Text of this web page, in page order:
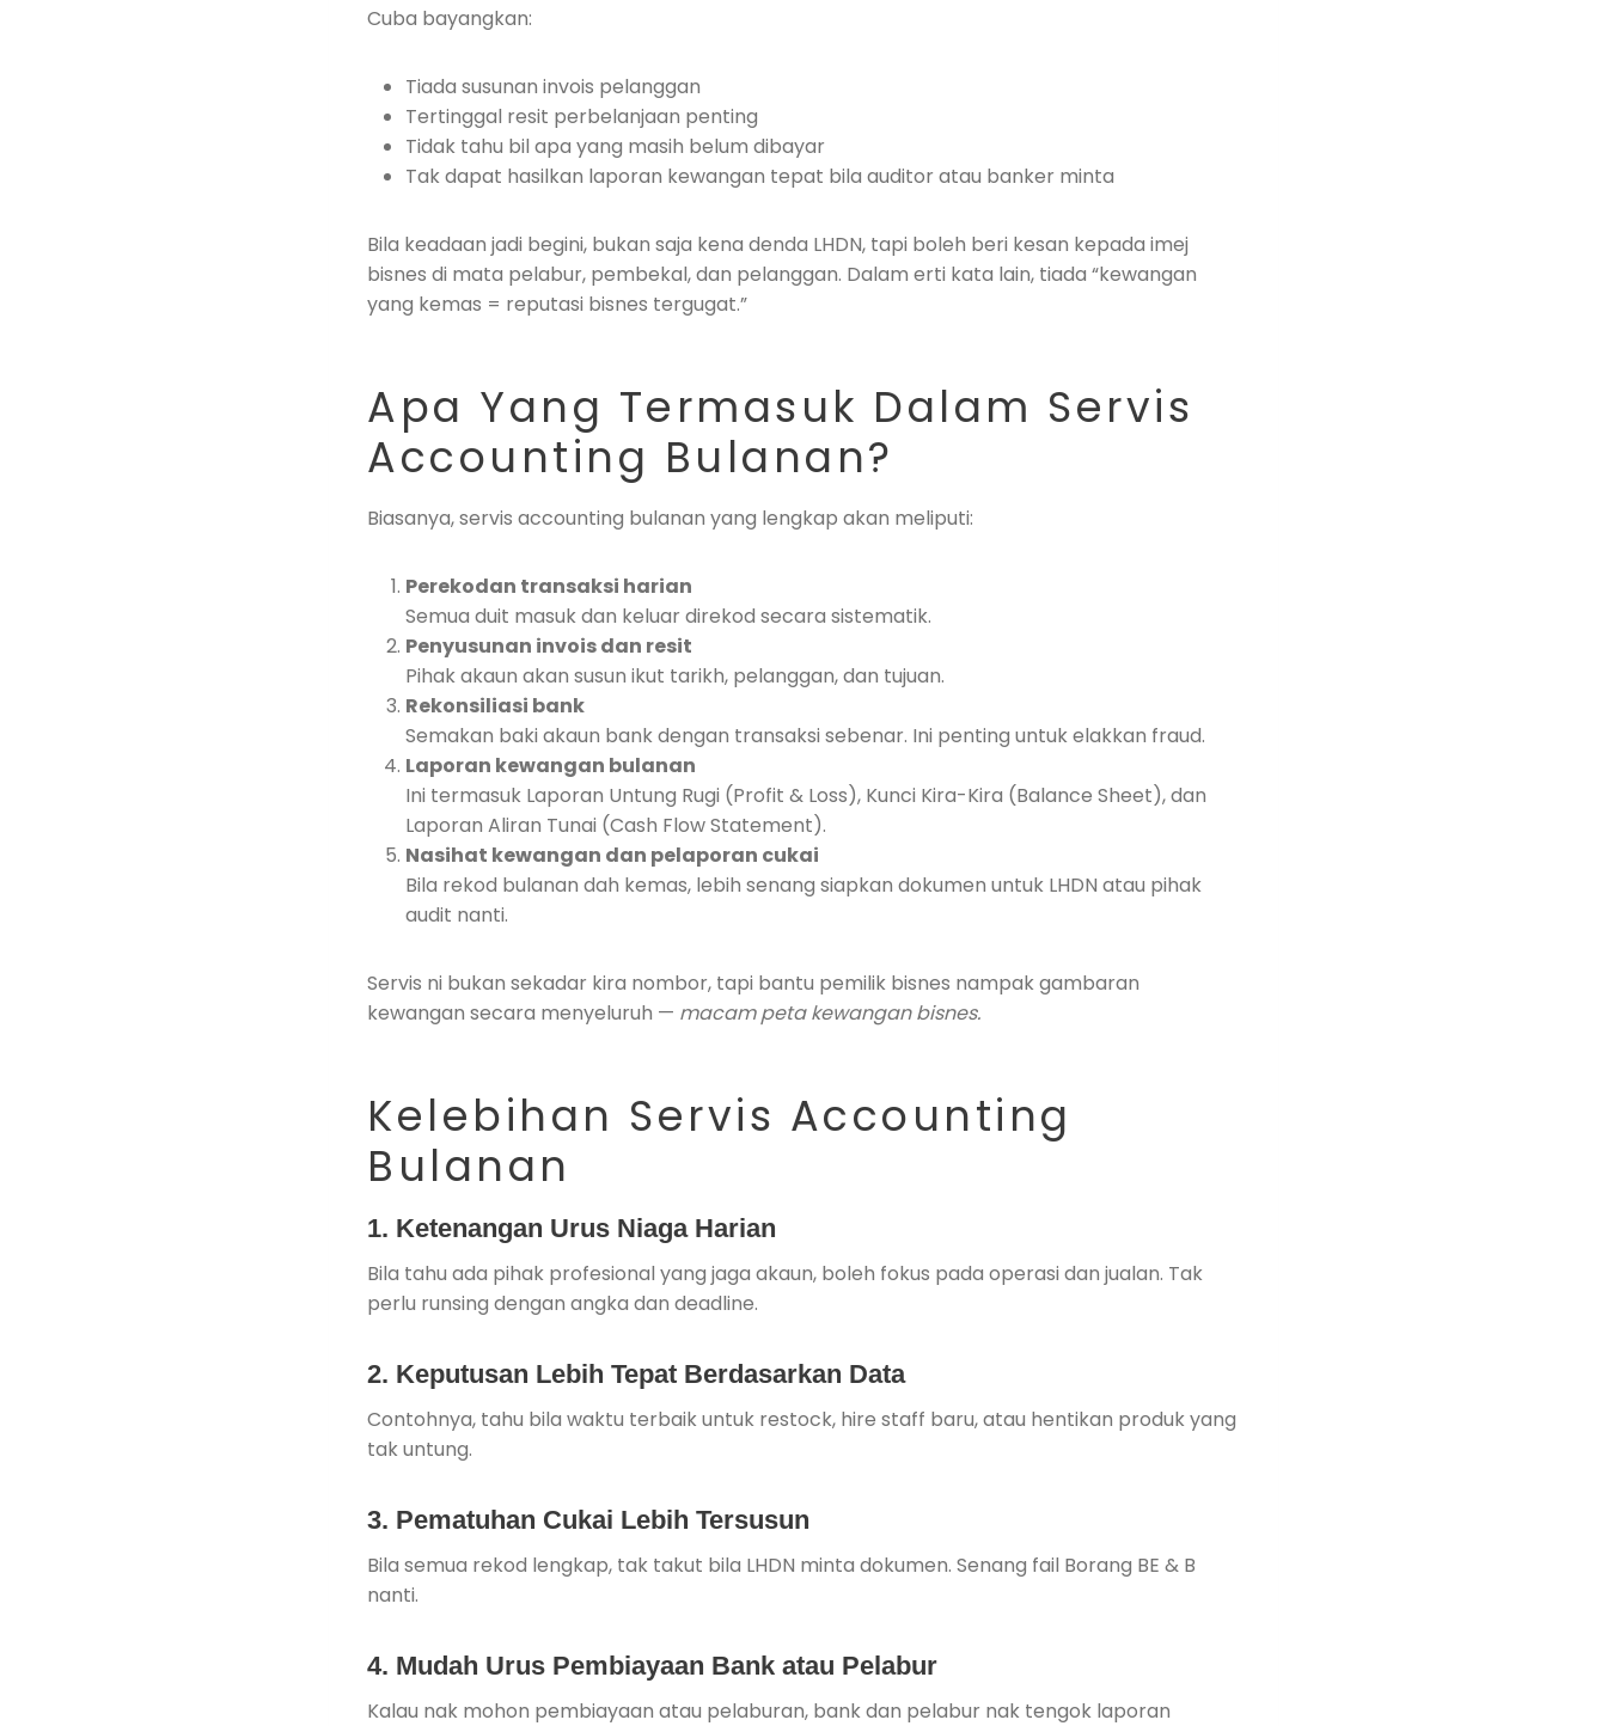
Cuba bayangkan:
Tiada susunan invois pelanggan
Tertinggal resit perbelanjaan penting
Tidak tahu bil apa yang masih belum dibayar
Tak dapat hasilkan laporan kewangan tepat bila auditor atau banker minta
Bila keadaan jadi begini, bukan saja kena denda LHDN, tapi boleh beri kesan kepada imej
bisnes di mata pelabur, pembekal, dan pelanggan. Dalam erti kata lain, tiada “kewangan
yang kemas = reputasi bisnes tergugat.”
Apa Yang Termasuk Dalam Servis
Accounting Bulanan?
Biasanya, servis accounting bulanan yang lengkap akan meliputi:
Perekodan transaksi harian
Semua duit masuk dan keluar direkod secara sistematik.
Penyusunan invois dan resit
Pihak akaun akan susun ikut tarikh, pelanggan, dan tujuan.
Rekonsiliasi bank
Semakan baki akaun bank dengan transaksi sebenar. Ini penting untuk elakkan fraud.
Laporan kewangan bulanan
Ini termasuk Laporan Untung Rugi (Profit & Loss), Kunci Kira-Kira (Balance Sheet), dan
Laporan Aliran Tunai (Cash Flow Statement).
Nasihat kewangan dan pelaporan cukai
Bila rekod bulanan dah kemas, lebih senang siapkan dokumen untuk LHDN atau pihak
audit nanti.
Servis ni bukan sekadar kira nombor, tapi bantu pemilik bisnes nampak gambaran
kewangan secara menyeluruh — macam peta kewangan bisnes.
Kelebihan Servis Accounting
Bulanan
1. Ketenangan Urus Niaga Harian
Bila tahu ada pihak profesional yang jaga akaun, boleh fokus pada operasi dan jualan. Tak
perlu runsing dengan angka dan deadline.
2. Keputusan Lebih Tepat Berdasarkan Data
Contohnya, tahu bila waktu terbaik untuk restock, hire staff baru, atau hentikan produk yang
tak untung.
3. Pematuhan Cukai Lebih Tersusun
Bila semua rekod lengkap, tak takut bila LHDN minta dokumen. Senang fail Borang BE & B
nanti.
4. Mudah Urus Pembiayaan Bank atau Pelabur
Kalau nak mohon pembiayaan atau pelaburan, bank dan pelabur nak tengok laporan